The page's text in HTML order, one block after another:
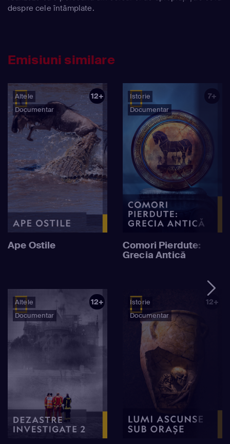
despre cele întâmplate.
Emisiuni similare
Altele
Documentar
12+
Ape Ostile
Istorie
Documentar
7+
Comori Pierdute:
Grecia Antică
Altele
Documentar
12+
Istorie
Documentar
12+